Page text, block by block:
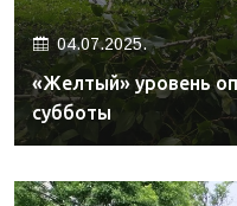
04.07.2025.
«Желтый» уровень
субботы